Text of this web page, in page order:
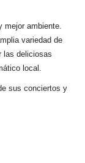
mejor ambiente.
variedad de
las deliciosas
local.
sus conciertos y